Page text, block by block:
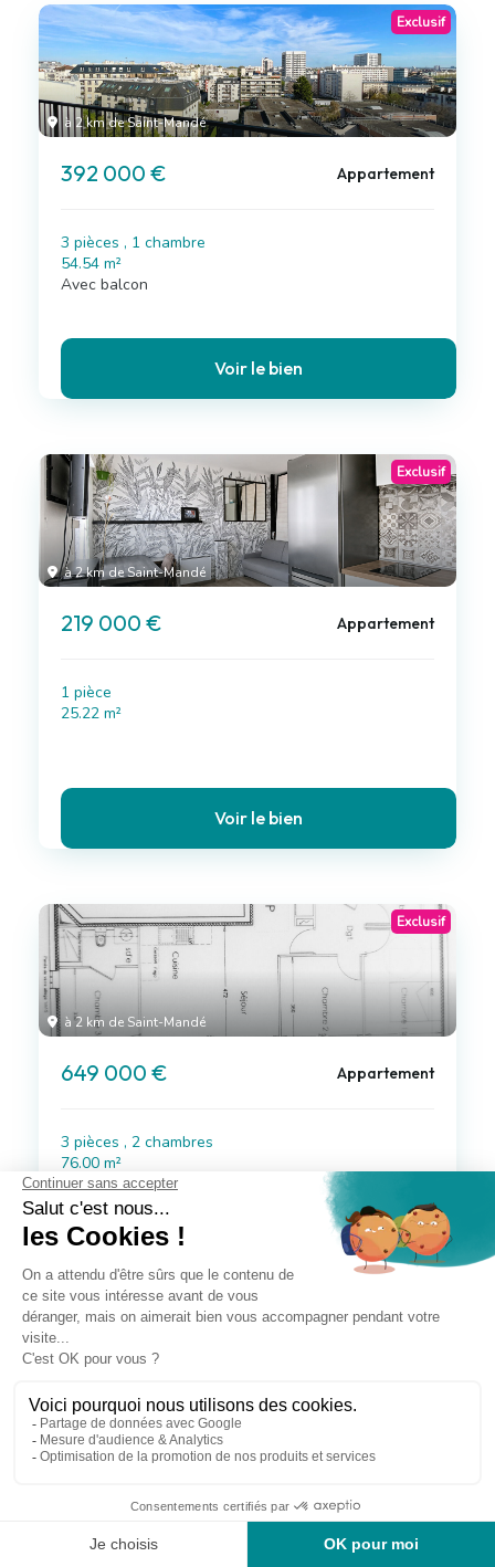
à 2 km de Saint-Mandé
Exclusif
392 000 € Appartement
3 pièces , 1 chambre
54.54 m²
Avec balcon
Voir le bien
à 2 km de Saint-Mandé
Exclusif
219 000 € Appartement
1 pièce
25.22 m²
Voir le bien
à 2 km de Saint-Mandé
Exclusif
649 000 € Appartement
3 pièces , 2 chambres
76.00 m²
Avec balcon
Voir le bien
Appartement